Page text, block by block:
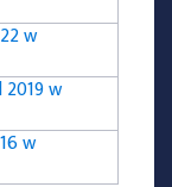
w
w
w